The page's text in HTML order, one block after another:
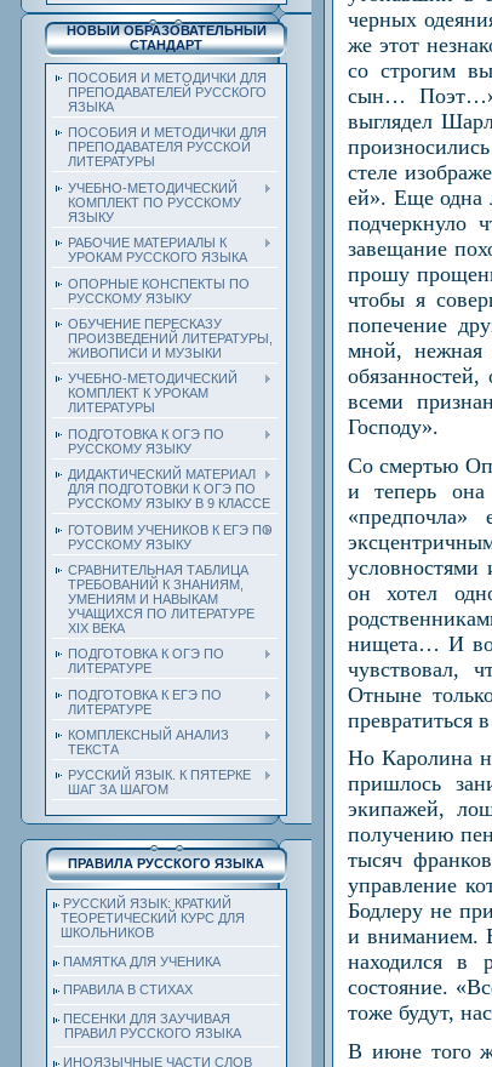
НОВЫЙ ОБРАЗОВАТЕЛЬНЫЙ
СТАНДАРТ
ПОСОБИЯ И МЕТОДИЧКИ ДЛЯ
ПРЕПОДАВАТЕЛЕЙ РУССКОГО
ЯЗЫКА
ПОСОБИЯ И МЕТОДИЧКИ ДЛЯ
ПРЕПОДАВАТЕЛЯ РУССКОЙ
ЛИТЕРАТУРЫ
УЧЕБНО-МЕТОДИЧЕСКИЙ
КОМПЛЕКТ ПО РУССКОМУ
ЯЗЫКУ
РАБОЧИЕ МАТЕРИАЛЫ К
УРОКАМ РУССКОГО ЯЗЫКА
ОПОРНЫЕ КОНСПЕКТЫ ПО
РУССКОМУ ЯЗЫКУ
ОБУЧЕНИЕ ПЕРЕСКАЗУ
ПРОИЗВЕДЕНИЙ ЛИТЕРАТУРЫ,
ЖИВОПИСИ И МУЗЫКИ
УЧЕБНО-МЕТОДИЧЕСКИЙ
КОМПЛЕКТ К УРОКАМ
ЛИТЕРАТУРЫ
ПОДГОТОВКА К ОГЭ ПО
РУССКОМУ ЯЗЫКУ
ДИДАКТИЧЕСКИЙ МАТЕРИАЛ
ДЛЯ ПОДГОТОВКИ К ОГЭ ПО
РУССКОМУ ЯЗЫКУ В 9 КЛАССЕ
ГОТОВИМ УЧЕНИКОВ К ЕГЭ ПО
РУССКОМУ ЯЗЫКУ
СРАВНИТЕЛЬНАЯ ТАБЛИЦА
ТРЕБОВАНИЙ К ЗНАНИЯМ,
УМЕНИЯМ И НАВЫКАМ
УЧАЩИХСЯ ПО ЛИТЕРАТУРЕ
ХIХ ВЕКА
ПОДГОТОВКА К ОГЭ ПО
ЛИТЕРАТУРЕ
ПОДГОТОВКА К ЕГЭ ПО
ЛИТЕРАТУРЕ
КОМПЛЕКСНЫЙ АНАЛИЗ
ТЕКСТА
РУССКИЙ ЯЗЫК. К ПЯТЕРКЕ
ШАГ ЗА ШАГОМ
ПРАВИЛА РУССКОГО ЯЗЫКА
РУССКИЙ ЯЗЫК: КРАТКИЙ
ТЕОРЕТИЧЕСКИЙ КУРС ДЛЯ
ШКОЛЬНИКОВ
ПАМЯТКА ДЛЯ УЧЕНИКА
ПРАВИЛА В СТИХАХ
ПЕСЕНКИ ДЛЯ ЗАУЧИВАЯ
ПРАВИЛ РУССКОГО ЯЗЫКА
ИНОЯЗЫЧНЫЕ ЧАСТИ СЛОВ
черных
же этот
со строгим
сын… Поэт…»
выглядел
стеле
ей». Еще одна
подчеркнуло
завещание
прошу
чтобы я
попечение
мной, нежная
всеми
Господу».
Со смертью
и теперь она
условностями
он хотел
нищета… И
чувствовал,
Отныне
превратиться
Но Каролина
пришлось
экипажей,
получению
тысяч
управление
Бодлеру не
и вниманием.
находился в
состояние.
тоже будут,
В июне того